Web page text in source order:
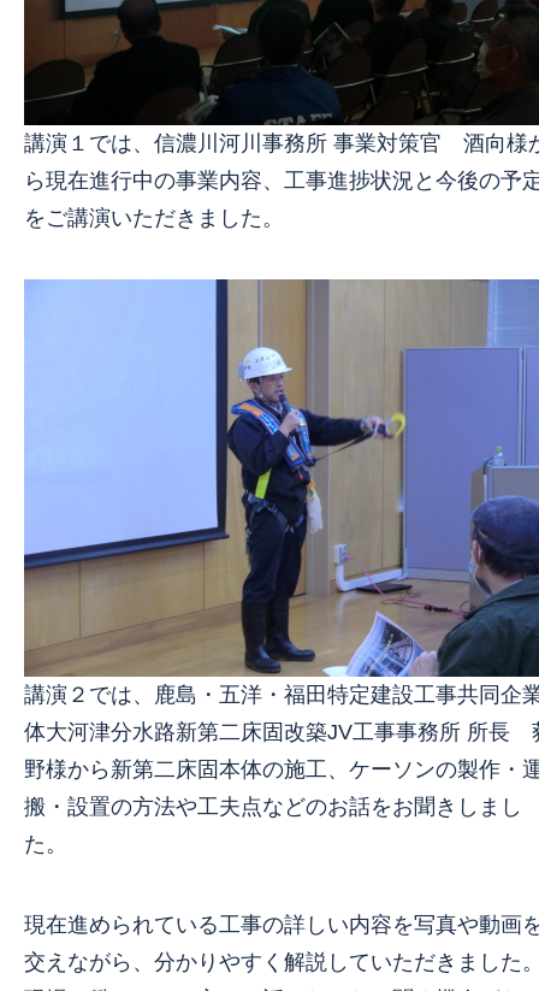
講演１では、信濃川河川事務所 事業対策官 酒向様
ら現在進行中の事業内容、工事進捗状況と今後の予
をご講演いただきました。
講演２では、鹿島・五洋・福田特定建設工事共同企
体大河津分水路新第二床固改築JV工事事務所 所長
野様から新第二床固本体の施工、ケーソンの製作・
搬・設置の方法や工夫点などのお話をお聞きしまし
た。
現在進められている工事の詳しい内容を写真や動画
交えながら、分かりやすく解説していただきました